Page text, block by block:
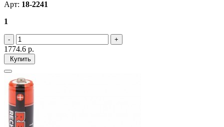
Арт: 18-2241
1
1774.6 р.
Купить